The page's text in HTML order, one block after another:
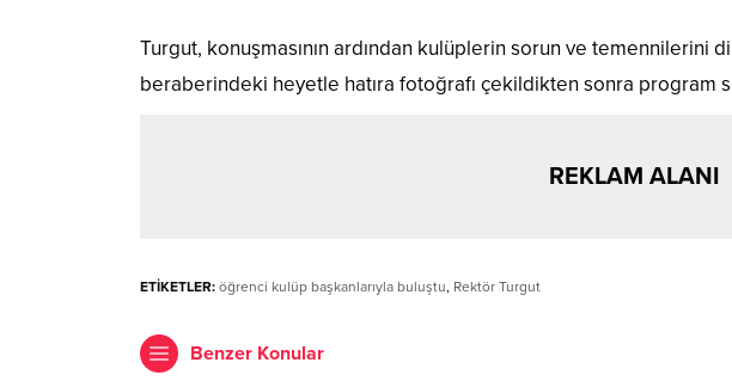
Turgut, konuşmasının ardından kulüplerin sorun ve temennilerini
beraberindeki heyetle hatıra fotoğrafı çekildikten sonra program
REKLAM ALANI
ETİKETLER: öğrenci kulüp başkanlarıyla buluştu, Rektör Turgut
Benzer Konular